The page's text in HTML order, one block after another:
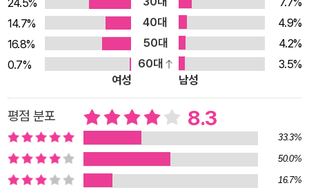
이 강화되었고, 전염병으로 인해 도시 전체가 마비 상태이고 길에
는 쓰레기가 넘쳐난다. 배정받은 Y시 제4구의 숙소에서 출근 개
시와 명령을 기다려보지만 본사 담당자 ‘몰’은 연락이 없다. 문득
본국의 집에 가둬놓고 온 개가 생각나 여기저기 수소문 끝에 전처
와 재혼했다가 다시 이혼한 동창생 유진에게 연락이 닿아 개를 풀
어놔달라고 부탁한다. 다음 날 유진은 주인공의 집에 가보니 난자
당한 개와 칼에 찔려죽은 전처의 시신을 발견했다는 연락을 해온
다. 언제 생겼는지 모를 손바닥의 멍, 머릿속에서 완전히 사라져
버린 출국 전날밤의 기억, 유진과의 술자리 등 혼란스러운 생각에
휩싸여 인터넷으로 뉴스를 검색해보니 집 근처 쓰레기장에서 자
24.5%
14.7%
40대
4.9%
16.8%
50대
4.2%
0.7%
60대
3.5%
여성
남성
평점 분포 8.3
33.3%
50.0%
16.7%